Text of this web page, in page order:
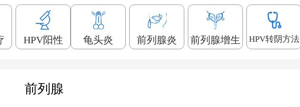
HPV阳性 龟头炎 前列腺炎 前列腺增生 HPV转阴方法
前列腺